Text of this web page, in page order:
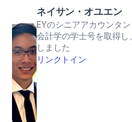
ネイサン・オユエン
EYのシニアアカウンタン
会計学の学士号を取得
しました
リンクトイン